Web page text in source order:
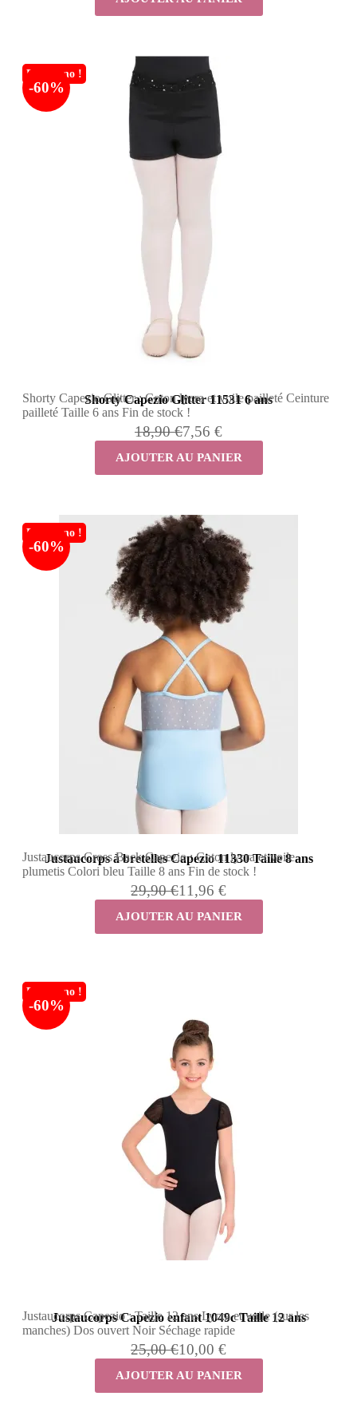
En promo !
-60%
Shorty Capezio Glitter 11531 6 ans
Shorty Capezio Glitter : Coton lycra et voile pailleté Ceinture
pailleté Taille 6 ans Fin de stock !
18,90 €7,56 €
AJOUTER AU PANIER
En promo !
-60%
Justaucorps à bretelles Capezio 11330 Taille 8 ans
Justaucorps Cross Back Capezio : Coton lycra et voile
plumetis Colori bleu Taille 8 ans Fin de stock !
29,90 €11,96 €
AJOUTER AU PANIER
En promo !
-60%
Justaucorps Capezio enfant 1049c Taille 12 ans
Justaucorps Capezio : Taille 12 ans Lycra et voile (sur les
manches) Dos ouvert Noir Séchage rapide
25,00 €10,00 €
AJOUTER AU PANIER